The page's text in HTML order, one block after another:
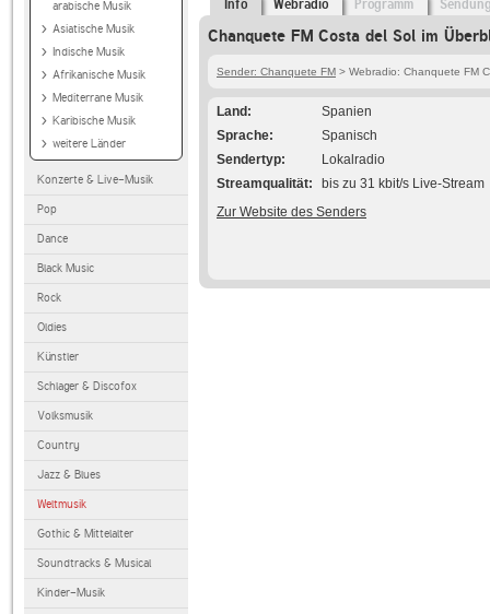
arabische Musik
Asiatische Musik
Indische Musik
Afrikanische Musik
Mediterrane Musik
Karibische Musik
weitere Länder
Konzerte & Live-Musik
Pop
Dance
Black Music
Rock
Oldies
Künstler
Schlager & Discofox
Volksmusik
Country
Jazz & Blues
Weltmusik
Gothic & Mittelalter
Soundtracks & Musical
Kinder-Musik
Info Webradio Programm
Chanquete FM Costa del Sol im
Sender: Chanquete FM > Webradio: Chanquete FM
Land
Spanien
Sprache
Spanisch
Sendertyp
Lokalradio
Streamqualität
bis zu 31 kbit/s Live-Stream
Zur Website des Senders